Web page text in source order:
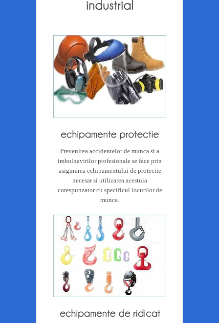
Prevenirea accidentelor de munca si a
imbolnavirilor profesionale se face prin
asigurarea echipamentului de protectie
necesar si utilizarea acestuia
corespunzator cu specificul locurilor de
munca.